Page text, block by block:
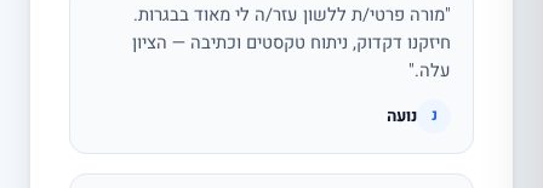
"מורה פרטי/ת ללשון עזר/ה לי מאוד בבגרות.
חיזקנו דקדוק, ניתוח טקסטים וכתיבה — הציון
עלה."
נ נועה